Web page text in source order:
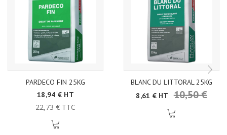
PARDECO FIN 25KG
18,94 € HT
22,73 € TTC
BLANC DU LITTORAL 25KG
8,61 € HT
10,50 €